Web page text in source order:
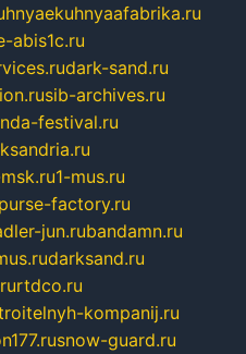
abis1c.ru
dark-sand.ru
sib-archives.ru
festival.ru
1-mus.ru
purse-factory.ru
jun.rubandamn.ru
darksand.ru
rtdco.ru
kompanij.ru
snow-guard.ru